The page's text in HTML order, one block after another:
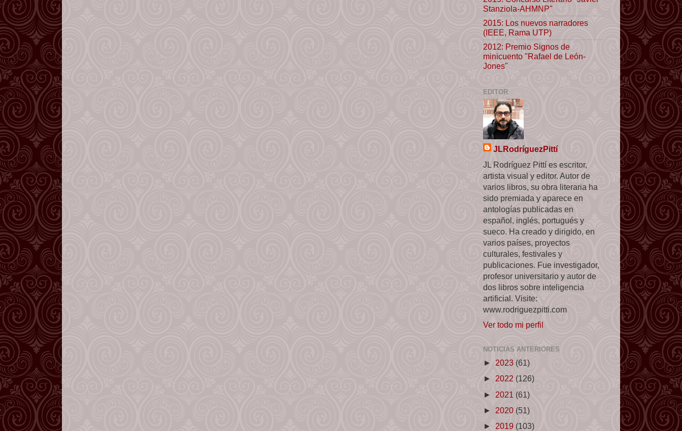
Stanziola-AHMNP"
2015: Los nuevos narradores
(IEEE, Rama UTP)
2012: Premio Signos de
minicuento "Rafael de León-
Jones"
EDITOR
JLRodríguezPittí
JL Rodríguez Pittí es escritor,
artista visual y editor. Autor de
varios libros, su obra literaria ha
sido premiada y aparece en
antologías publicadas en
español, inglés, portugués y
sueco. Ha creado y dirigido, en
varios países, proyectos
culturales, festivales y
publicaciones. Fue investigador,
profesor universitario y autor de
dos libros sobre inteligencia
artificial. Visite:
www.rodriguezpitti.com
Ver todo mi perfil
NOTICIAS ANTERIORES
► 2023 (61)
► 2022 (126)
► 2021 (61)
► 2020 (51)
► 2019 (103)